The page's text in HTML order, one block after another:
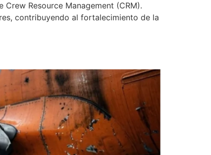
Resource Management (CRM).
contribuyendo al fortalecimiento de la